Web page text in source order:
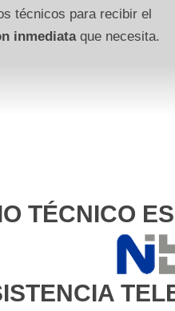
técnicos para recibir el
inmediataque necesita.
TÉCNICO